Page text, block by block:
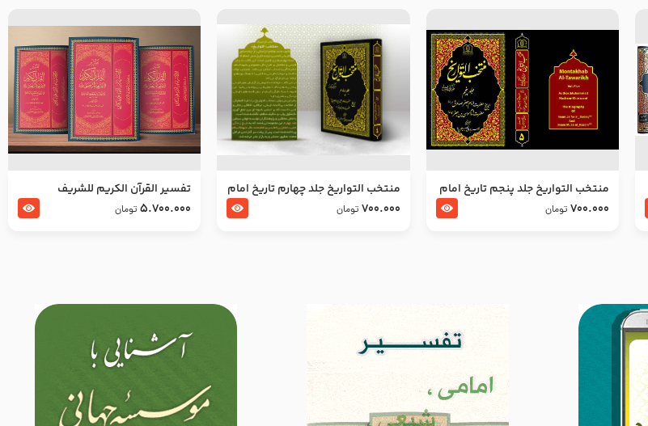
منتخب التواریخ جلد پنجم تاریخ امام
جعفر صادق و امام موسی بن جعفر
700.000 تومان
منتخب التواریخ جلد چهارم تاریخ امام
زین العابدین و امام محمد باقر
700.000 تومان
تفسير القرآن الكريم للشريف
المرتضي قدس سرّه
5.700.000 تومان